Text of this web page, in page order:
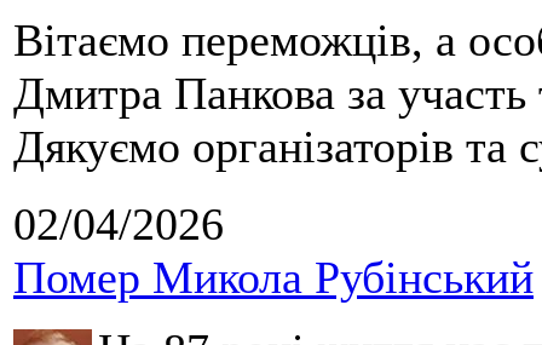
Вітаємо переможців, а
Дмитра Панкова за
Дякуємо організаторів та
02/04/2026
Помер Микола Рубінський